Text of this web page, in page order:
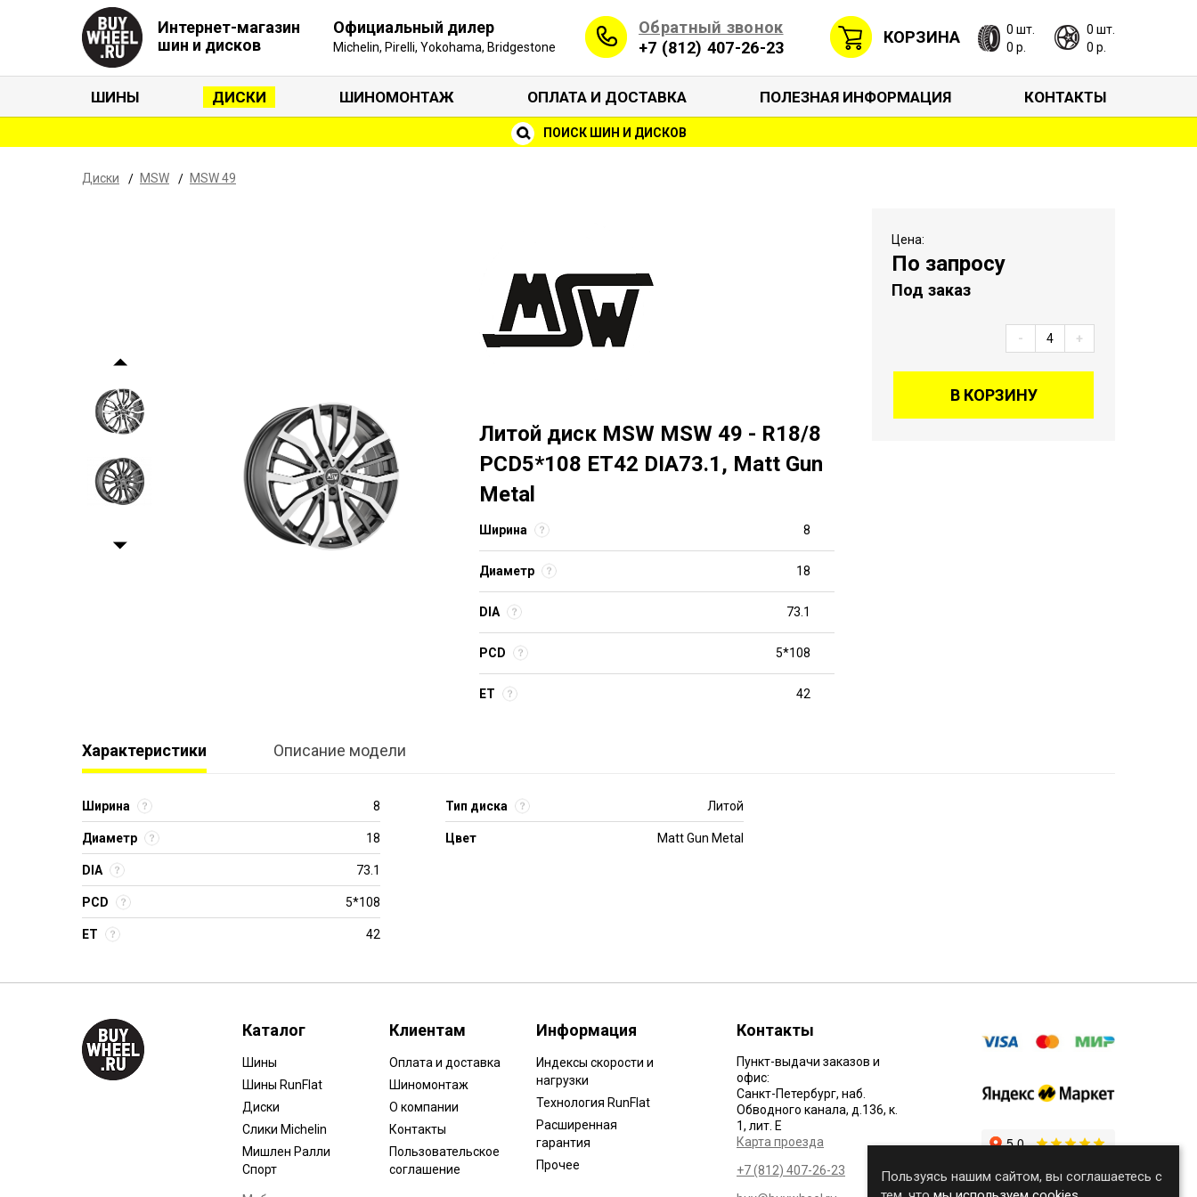
Интернет-магазин
шин и дисков
Официальный дилер
Michelin, Pirelli, Yokohama, Bridgestone
Обратный звонок
+7 (812) 407-26-23
КОРЗИНА
0 шт.
0 р.
0 шт.
0 р.
ШИНЫ ДИСКИ ШИНОМОНТАЖ ОПЛАТА И ДОСТАВКА ПОЛЕЗНАЯ ИНФОРМАЦИЯ КОНТАКТЫ
ПОИСК ШИН И ДИСКОВ
Диски MSW MSW 49
Литой диск MSW MSW 49 - R18/8
PCD5*108 ET42 DIA73.1, Matt Gun
Metal
Ширина 8
Диаметр 18
DIA 73.1
PCD 5*108
ET 42
Цена:
По запросу
Под заказ
- +
В КОРЗИНУ
Характеристики Описание модели
Ширина 8
Диаметр 18
DIA 73.1
PCD 5*108
ET 42
Тип диска Литой
Цвет Matt Gun Metal
Каталог
Шины
Шины RunFlat
Диски
Слики Michelin
Мишлен Ралли
Спорт
Клиентам
Оплата и доставка
Шиномонтаж
О компании
Контакты
Пользовательское
соглашение
Информация
Индексы скорости и
нагрузки
Технология RunFlat
Расширенная
гарантия
Прочее
Контакты
Пункт-выдачи заказов и
офис:
Санкт-Петербург, наб.
Обводного канала, д.136, к.
1, лит. Е
Карта проезда
+7 (812) 407-26-23
Пользуясь нашим сайтом, вы соглашаетесь с